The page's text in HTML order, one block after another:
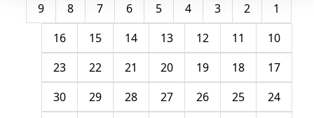
1
2
3
4
5
6
7
8
9
10
11
12
13
14
15
16
17
18
19
20
21
22
23
24
25
26
27
28
29
30